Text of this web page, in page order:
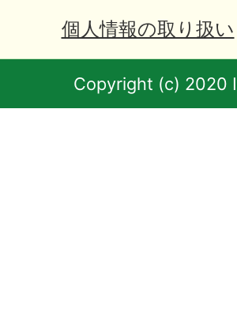
個人情報の取り扱い
Copyright (c) 2020